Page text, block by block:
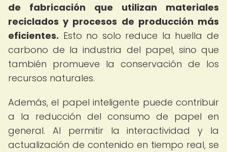
de fabricación que utilizan materiales
reciclados y procesos de producción más
eficientes. Esto no solo reduce la huella de
carbono de la industria del papel, sino que
también promueve la conservación de los
recursos naturales.
Además, el papel inteligente puede contribuir
a la reducción del consumo de papel en
general. Al permitir la interactividad y la
actualización de contenido en tiempo real, se